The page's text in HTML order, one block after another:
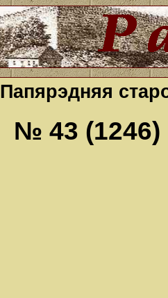
Папярэдняя
№ 43 (1246)